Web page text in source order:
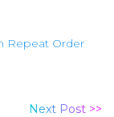
Repeat Order
Next Post >>